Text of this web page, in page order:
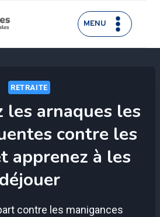
MENU
RETRAITE
les arnaques les
contre les
apprenez à les
déjouer
contre les manigances